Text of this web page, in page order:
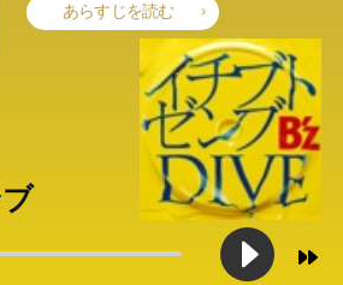
あらすじを読む
はない。本の読み方にも正解はない。
ラー作家の妻、相互理解のために本を
の危機を覗き見ながら、読みたい
れなる書!